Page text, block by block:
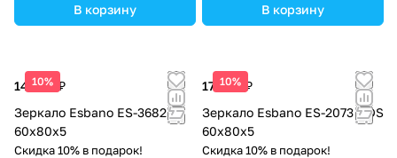
В корзину В корзину
10%
14 280 ₽
Зеркало Esbano ES-3682HD
60х80х5
Скидка 10% в подарок!
10%
17 000 ₽
Зеркало Esbano ES-2073 HDS
60х80х5
Скидка 10% в подарок!